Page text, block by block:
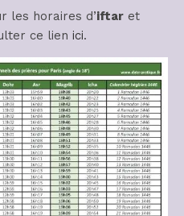
les horaires d’iftar et
ce lien ici.